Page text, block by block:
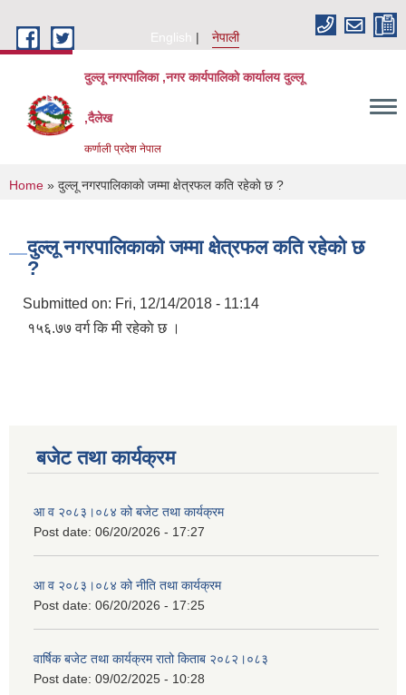
English
नेपाली
दुल्लू नगरपालिका ,नगर कार्यपालिकाे कार्यालय दुल्लू
,दैलेख
कर्णाली प्रदेश नेपाल
You are here
Home » दुल्लू नगरपालिकाकाे जम्मा क्षेत्रफल कति रहेकाे छ ?
दुल्लू नगरपालिकाकाे जम्मा क्षेत्रफल कति रहेकाे छ
?
Submitted on: Fri, 12/14/2018 - 11:14
१५६‍.७७ वर्ग कि मी रहेकाे छ ।
बजेट तथा कार्यक्रम
आ व २०८३।०८४ को बजेट तथा कार्यक्रम
Post date: 06/20/2026 - 17:27
आ व २०८३।०८४ को नीति तथा कार्यक्रम
Post date: 06/20/2026 - 17:25
वार्षिक बजेट तथा कार्यक्रम रातो किताब २०८२।०८३
Post date: 09/02/2025 - 10:28